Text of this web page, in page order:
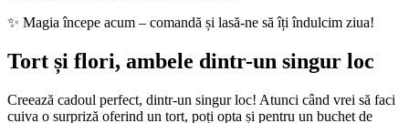
✨ Magia începe acum – comandă și lasă-ne să îți îndulcim ziua!
Tort și flori, ambele dintr-un singur loc
Creează cadoul perfect, dintr-un singur loc! Atunci când vrei să faci
cuiva o surpriză oferind un tort, poți opta și pentru un buchet de